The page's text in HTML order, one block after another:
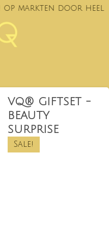
markten door heel
VQ® GIFTSET -
BEAUTY
SURPRISE
Sale!